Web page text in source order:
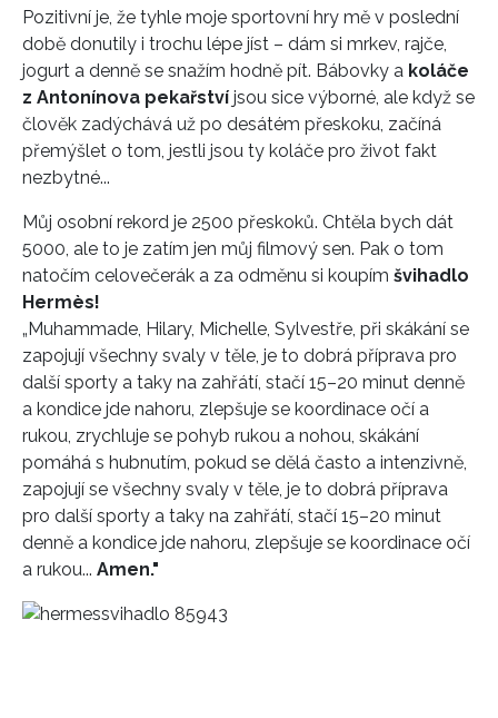
INFORMACE
REDAKCE
Pozitivní je, že tyhle moje sportovní hry mě v poslední
době donutily i trochu lépe jíst – dám si mrkev, rajče,
jogurt a denně se snažím hodně pít. Bábovky a koláče
z Antonínova pekařství jsou sice výborné, ale když se
člověk zadýchává už po desátém přeskoku, začíná
přemýšlet o tom, jestli jsou ty koláče pro život fakt
nezbytné...
Můj osobní rekord je 2500 přeskoků. Chtěla bych dát
5000, ale to je zatím jen můj filmový sen. Pak o tom
natočím celovečerák a za odměnu si koupím švihadlo
Hermès!
„Muhammade, Hilary, Michelle, Sylvestře, při skákání se
zapojují všechny svaly v těle, je to dobrá příprava pro
další sporty a taky na zahřátí, stačí 15–20 minut denně
a kondice jde nahoru, zlepšuje se koordinace očí a
rukou, zrychluje se pohyb rukou a nohou, skákání
pomáhá s hubnutím, pokud se dělá často a intenzivně,
zapojují se všechny svaly v těle, je to dobrá příprava
pro další sporty a taky na zahřátí, stačí 15–20 minut
denně a kondice jde nahoru, zlepšuje se koordinace očí
a rukou... Amen."